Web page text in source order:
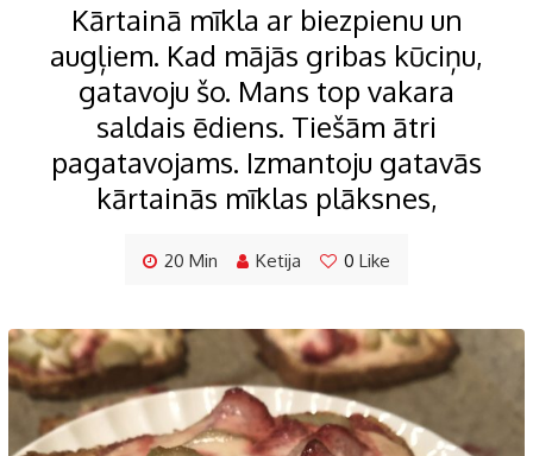
Kārtainā mīkla ar biezpienu un
augļiem. Kad mājās gribas kūciņu,
gatavoju šo. Mans top vakara
saldais ēdiens. Tiešām ātri
pagatavojams. Izmantoju gatavās
kārtainās mīklas plāksnes,
20 Min Ketija 0 Like